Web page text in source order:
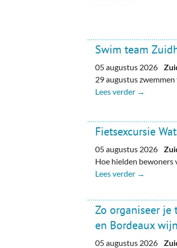
Swim team
05 augustus 2026
29 augustus
Lees verder →
Fietsexcursie
05 augustus 2026
Hoe hielden bewoners
Lees verder →
Zo organiseer
en Bordeaux wijn
05 augustus 2026